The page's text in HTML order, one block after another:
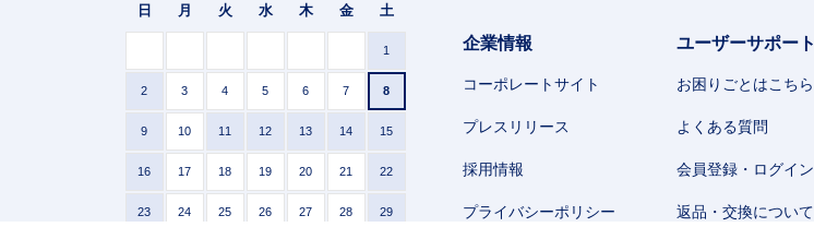
日 月 火 水 木 金 土
1
2 3 4 5 6 7 8
9 10 11 12 13 14 15
16 17 18 19 20 21 22
23 24 25 26 27 28 29
企業情報
コーポレートサイト
プレスリリース
採用情報
プライバシーポリシー
ユーザーサポート
お困りごとはこちら
よくある質問
会員登録・ログイン
返品・交換について